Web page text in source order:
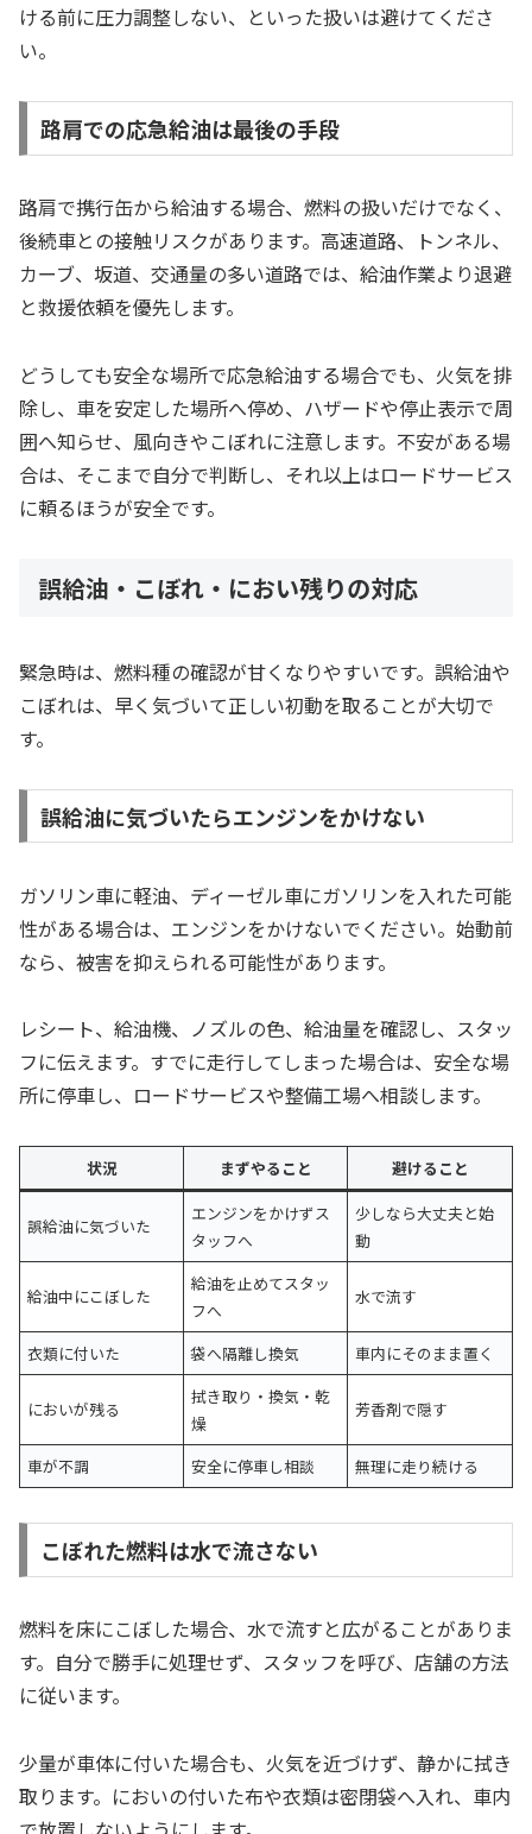
ける前に圧力調整しない、といった扱いは避けてくださ
い。
路肩での応急給油は最後の手段
路肩で携行缶から給油する場合、燃料の扱いだけでなく、
後続車との接触リスクがあります。高速道路、トンネル、
カーブ、坂道、交通量の多い道路では、給油作業より退避
と救援依頼を優先します。
どうしても安全な場所で応急給油する場合でも、火気を排
除し、車を安定した場所へ停め、ハザードや停止表示で周
囲へ知らせ、風向きやこぼれに注意します。不安がある場
合は、そこまで自分で判断し、それ以上はロードサービス
に頼るほうが安全です。
誤給油・こぼれ・におい残りの対応
緊急時は、燃料種の確認が甘くなりやすいです。誤給油や
こぼれは、早く気づいて正しい初動を取ることが大切で
す。
誤給油に気づいたらエンジンをかけない
ガソリン車に軽油、ディーゼル車にガソリンを入れた可能
性がある場合は、エンジンをかけないでください。始動前
なら、被害を抑えられる可能性があります。
レシート、給油機、ノズルの色、給油量を確認し、スタッ
フに伝えます。すでに走行してしまった場合は、安全な場
所に停車し、ロードサービスや整備工場へ相談します。
状況 まずやること 避けること
誤給油に気づいた
エンジンをかけずス
タッフへ
少しなら大丈夫と始
動
給油中にこぼした
給油を止めてスタッ
フへ
水で流す
衣類に付いた 袋へ隔離し換気 車内にそのまま置く
においが残る
拭き取り・換気・乾
燥
芳香剤で隠す
車が不調 安全に停車し相談 無理に走り続ける
こぼれた燃料は水で流さない
燃料を床にこぼした場合、水で流すと広がることがありま
す。自分で勝手に処理せず、スタッフを呼び、店舗の方法
に従います。
少量が車体に付いた場合も、火気を近づけず、静かに拭き
取ります。においの付いた布や衣類は密閉袋へ入れ、車内